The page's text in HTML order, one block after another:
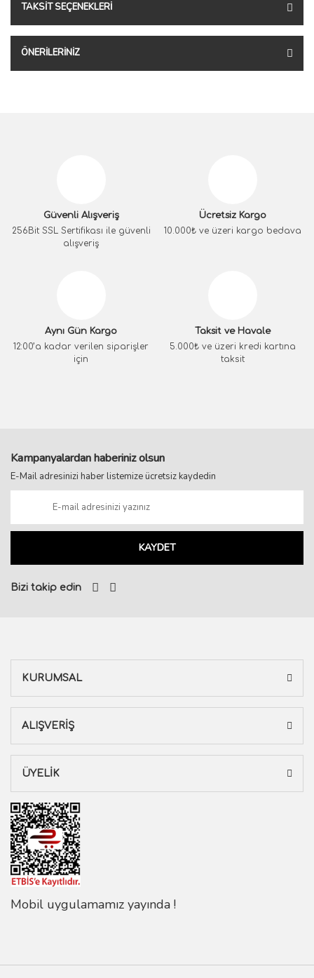
TAKSIT SEÇENEKLERI
ÖNERILERINIZ
Güvenli Alışveriş
256Bit SSL Sertifikası ile güvenli
alışveriş
Ücretsiz Kargo
10.000₺ ve üzeri kargo bedava
Aynı Gün Kargo
12:00’a kadar verilen siparişler
için
Taksit ve Havale
5.000₺ ve üzeri kredi kartına
taksit
Kampanyalardan haberiniz olsun
E-Mail adresinizi haber listemize ücretsiz kaydedin
KAYDET
Bizi takip edin
KURUMSAL
ALIŞVERİŞ
ÜYELİK
Mobil uygulamamız yayında !